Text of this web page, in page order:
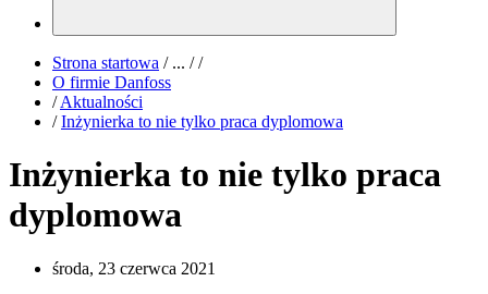
Strona startowa /... / /
O firmie Danfoss
/ Aktualności
/ Inżynierka to nie tylko praca dyplomowa
Inżynierka to nie tylko praca
dyplomowa
środa, 23 czerwca 2021